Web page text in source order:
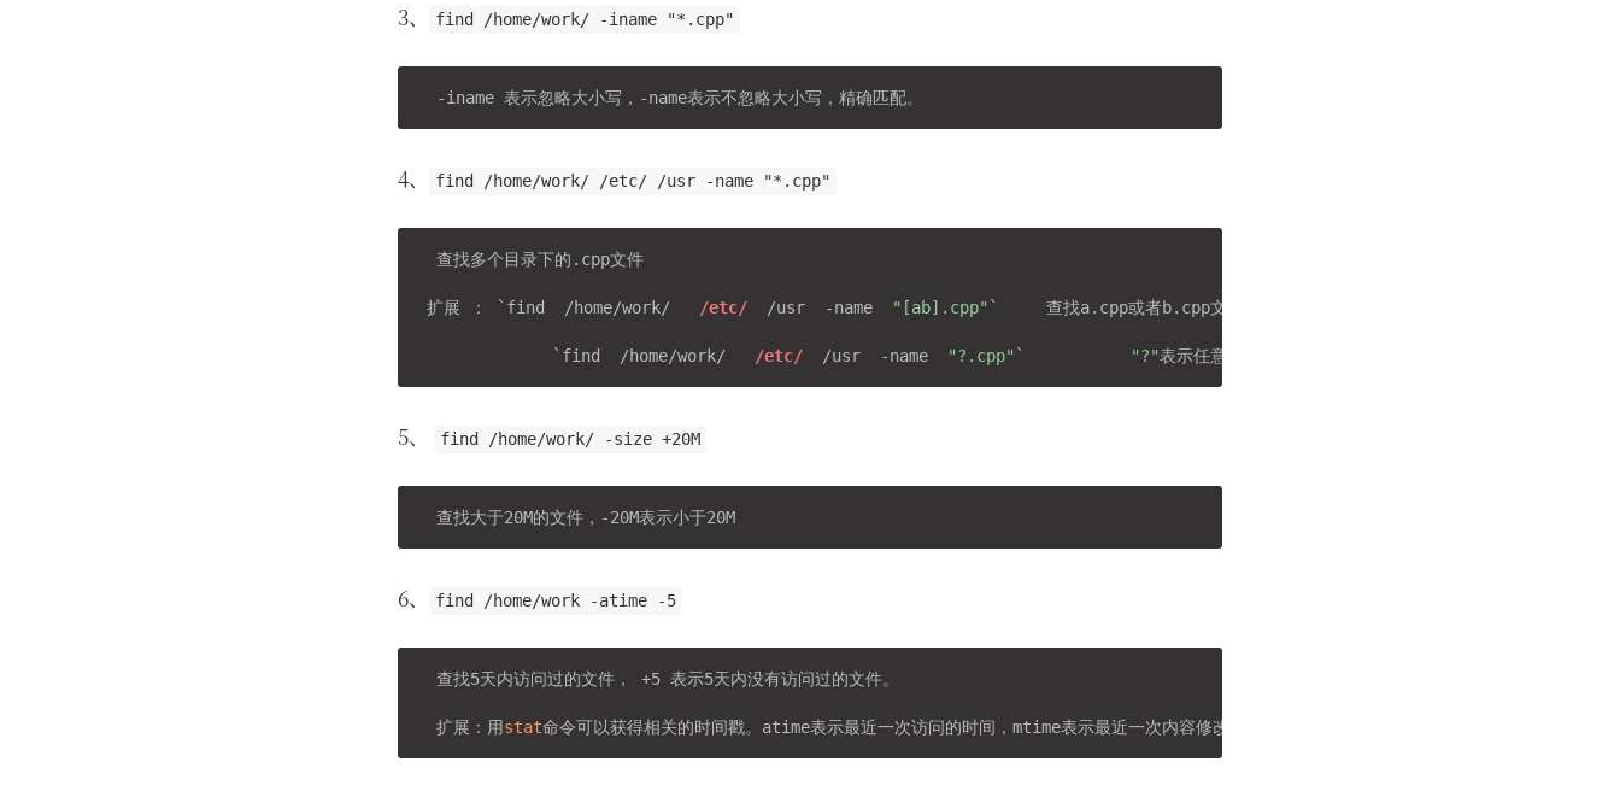
3、 find /home/work/ -iname "*.cpp"
4、 find /home/work/ /etc/ /usr -name "*.cpp"
  查找多个目录下的.cpp文件
扩展 ： ` find  /home/work/ /etc/
  /usr  -name
"[ab].cpp" `     查找a.cpp或者b.cpp文件
              `
find  /home/work/ /etc/
  /usr  -name
"?.cpp" ` "?"
5、 find /home/work/ -size +20M
6、 find /home/work -atime -5
  查找5天内访问过的文件， +5 表示5天内没有访问过的文件。
  扩展：用
stat